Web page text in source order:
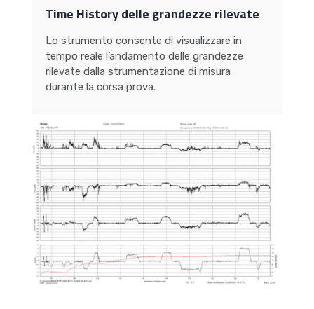
Time History delle grandezze rilevate
Lo strumento consente di visualizzare in
tempo reale l’andamento delle grandezze
rilevate dalla strumentazione di misura
durante la corsa prova.